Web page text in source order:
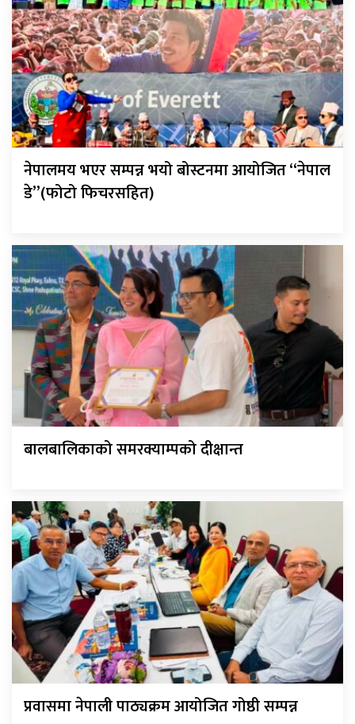
नेपालमय भएर सम्पन्न भयो बोस्टनमा आयोजित “नेपाल
डे”(फोटो फिचरसहित)
बालबालिकाको समरक्याम्पको दीक्षान्त
प्रवासमा नेपाली पाठ्यक्रम आयोजित गोष्ठी सम्पन्न